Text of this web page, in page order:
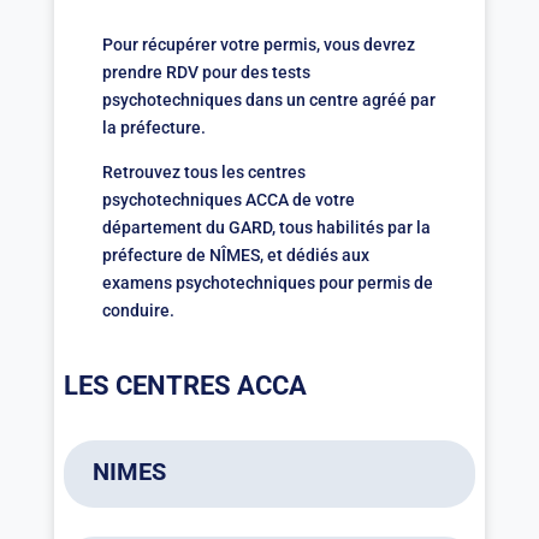
Pour récupérer votre permis, vous devrez
prendre RDV pour des tests
psychotechniques dans un centre agréé par
la préfecture.
Retrouvez tous les centres
psychotechniques ACCA de votre
département du GARD, tous habilités par la
préfecture de NÎMES, et dédiés aux
examens psychotechniques pour permis de
conduire.
LES CENTRES ACCA
NIMES